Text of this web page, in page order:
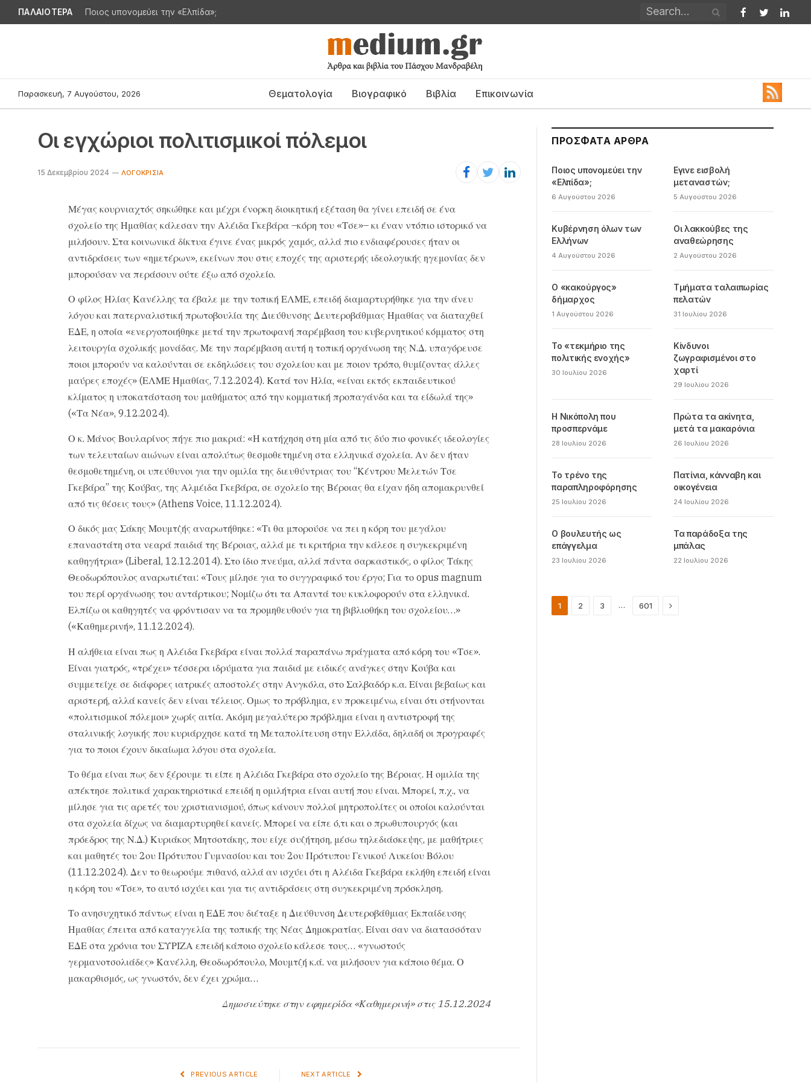
ΠΑΛΑΙΟΤΕΡΑ Ποιος υπονομεύει την «Ελπίδα»;
Facebook
Twitter
Παρασκευή, 7 Αυγούστου, 2026 Θεματολογία Βιογραφικό Βιβλία Επικοινωνία
Οι εγχώριοι πολιτισμικοί πόλεμοι
15 Δεκεμβρίου 2024 ΛΟΓΟΚΡΙΣΊΑ
Μέγας κουρνιαχτός σηκώθηκε και μέχρι ένορκη διοικητική εξέταση θα γίνει επειδή σε ένα
σχολείο της Ημαθίας κάλεσαν την Αλέιδα Γκεβάρα –κόρη του «Τσε»– κι έναν ντόπιο ιστορικό να
μιλήσουν. Στα κοινωνικά δίκτυα έγινε ένας μικρός χαμός, αλλά πιο ενδιαφέρουσες ήταν οι
αντιδράσεις των «ημετέρων», εκείνων που στις εποχές της αριστερής ιδεολογικής ηγεμονίας δεν
μπορούσαν να περάσουν ούτε έξω από σχολείο.
Ο φίλος Ηλίας Κανέλλης τα έβαλε με την τοπική ΕΛΜΕ, επειδή διαμαρτυρήθηκε για την άνευ
λόγου και πατερναλιστική πρωτοβουλία της Διεύθυνσης Δευτεροβάθμιας Ημαθίας να διαταχθεί
ΕΔΕ, η οποία «ενεργοποιήθηκε μετά την πρωτοφανή παρέμβαση του κυβερνητικού κόμματος στη
λειτουργία σχολικής μονάδας. Με την παρέμβαση αυτή η τοπική οργάνωση της Ν.Δ. υπαγόρευσε
ποιοι μπορούν να καλούνται σε εκδηλώσεις του σχολείου και με ποιον τρόπο, θυμίζοντας άλλες
μαύρες εποχές» (ΕΛΜΕ Ημαθίας, 7.12.2024). Κατά τον Ηλία, «είναι εκτός εκπαιδευτικού
κλίματος η υποκατάσταση του μαθήματος από την κομματική προπαγάνδα και τα είδωλά της»
(«Τα Νέα», 9.12.2024).
Ο κ. Μάνος Βουλαρίνος πήγε πιο μακριά: «Η κατήχηση στη μία από τις δύο πιο φονικές ιδεολογίες
των τελευταίων αιώνων είναι απολύτως θεσμοθετημένη στα ελληνικά σχολεία. Αν δεν ήταν
θεσμοθετημένη, οι υπεύθυνοι για την ομιλία της διευθύντριας του “Κέντρου Μελετών Τσε
Γκεβάρα” της Κούβας, της Αλμέιδα Γκεβάρα, σε σχολείο της Βέροιας θα είχαν ήδη απομακρυνθεί
από τις θέσεις τους» (Athens Voice, 11.12.2024).
Ο δικός μας Σάκης Μουμτζής αναρωτήθηκε: «Τι θα μπορούσε να πει η κόρη του μεγάλου
επαναστάτη στα νεαρά παιδιά της Βέροιας, αλλά με τι κριτήρια την κάλεσε η συγκεκριμένη
καθηγήτρια» (Liberal, 12.12.2014). Στο ίδιο πνεύμα, αλλά πάντα σαρκαστικός, ο φίλος Τάκης
Θεοδωρόπουλος αναρωτιέται: «Τους μίλησε για το συγγραφικό του έργο; Για το opus magnum
του περί οργάνωσης του αντάρτικου; Νομίζω ότι τα Απαντά του κυκλοφορούν στα ελληνικά.
Ελπίζω οι καθηγητές να φρόντισαν να τα προμηθευθούν για τη βιβλιοθήκη του σχολείου…»
(«Καθημερινή», 11.12.2024).
Η αλήθεια είναι πως η Αλέιδα Γκεβάρα είναι πολλά παραπάνω πράγματα από κόρη του «Τσε».
Είναι γιατρός, «τρέχει» τέσσερα ιδρύματα για παιδιά με ειδικές ανάγκες στην Κούβα και
συμμετείχε σε διάφορες ιατρικές αποστολές στην Ανγκόλα, στο Σαλβαδόρ κ.α. Είναι βεβαίως και
αριστερή, αλλά κανείς δεν είναι τέλειος. Ομως το πρόβλημα, εν προκειμένω, είναι ότι στήνονται
«πολιτισμικοί πόλεμοι» χωρίς αιτία. Ακόμη μεγαλύτερο πρόβλημα είναι η αντιστροφή της
σταλινικής λογικής που κυριάρχησε κατά τη Μεταπολίτευση στην Ελλάδα, δηλαδή οι προγραφές
για το ποιοι έχουν δικαίωμα λόγου στα σχολεία.
Το θέμα είναι πως δεν ξέρουμε τι είπε η Αλέιδα Γκεβάρα στο σχολείο της Βέροιας. Η ομιλία της
απέκτησε πολιτικά χαρακτηριστικά επειδή η ομιλήτρια είναι αυτή που είναι. Μπορεί, π.χ., να
μίλησε για τις αρετές του χριστιανισμού, όπως κάνουν πολλοί μητροπολίτες οι οποίοι καλούνται
στα σχολεία δίχως να διαμαρτυρηθεί κανείς. Μπορεί να είπε ό,τι και ο πρωθυπουργός (και
πρόεδρος της Ν.Δ.) Κυριάκος Μητσοτάκης, που είχε συζήτηση, μέσω τηλεδιάσκεψης, με μαθήτριες
και μαθητές του 2ου Πρότυπου Γυμνασίου και του 2ου Πρότυπου Γενικού Λυκείου Βόλου
(11.12.2024). Δεν το θεωρούμε πιθανό, αλλά αν ισχύει ότι η Αλέιδα Γκεβάρα εκλήθη επειδή είναι
η κόρη του «Τσε», το αυτό ισχύει και για τις αντιδράσεις στη συγκεκριμένη πρόσκληση.
Το ανησυχητικό πάντως είναι η ΕΔΕ που διέταξε η Διεύθυνση Δευτεροβάθμιας Εκπαίδευσης
Ημαθίας έπειτα από καταγγελία της τοπικής της Νέας Δημοκρατίας. Είναι σαν να διατασσόταν
ΕΔΕ στα χρόνια του ΣΥΡΙΖΑ επειδή κάποιο σχολείο κάλεσε τους… «γνωστούς
γερμανοτσολιάδες» Κανέλλη, Θεοδωρόπουλο, Μουμτζή κ.ά. να μιλήσουν για κάποιο θέμα. Ο
μακαρθισμός, ως γνωστόν, δεν έχει χρώμα…
Δημοσιεύτηκε στην εφημερίδα «Καθημερινή» στις 15.12.2024
PREVIOUS ARTICLE NEXT ARTICLE
ΠΡΌΣΦΑΤΑ ΆΡΘΡΑ
Ποιος υπονομεύει την
«Ελπίδα»;
6 Αυγούστου 2026
Εγινε εισβολή
μεταναστών;
5 Αυγούστου 2026
Κυβέρνηση όλων των
Ελλήνων
4 Αυγούστου 2026
Οι λακκούβες της
αναθεώρησης
2 Αυγούστου 2026
Ο «κακούργος»
δήμαρχος
1 Αυγούστου 2026
Τμήματα ταλαιπωρίας
πελατών
31 Ιουλίου 2026
Το «τεκμήριο της
πολιτικής ενοχής»
30 Ιουλίου 2026
Κίνδυνοι
ζωγραφισμένοι στο
χαρτί
29 Ιουλίου 2026
Η Νικόπολη που
προσπερνάμε
28 Ιουλίου 2026
Πρώτα τα ακίνητα,
μετά τα μακαρόνια
26 Ιουλίου 2026
Το τρένο της
παραπληροφόρησης
25 Ιουλίου 2026
Πατίνια, κάνναβη και
οικογένεια
24 Ιουλίου 2026
Ο βουλευτής ως
επάγγελμα
23 Ιουλίου 2026
Τα παράδοξα της
μπάλας
22 Ιουλίου 2026
1 2 3 … 601 Next